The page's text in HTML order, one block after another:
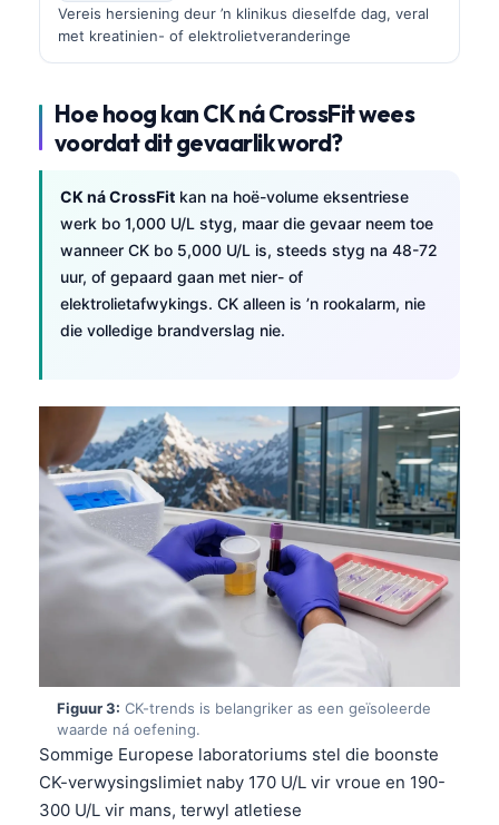
Vereis hersiening deur ’n klinikus dieselfde dag, veral
met kreatinien- of elektrolietveranderinge
Hoe hoog kan CK ná CrossFit wees
voordat dit gevaarlik word?
CK ná CrossFit kan na hoë-volume eksentriese
werk bo 1,000 U/L styg, maar die gevaar neem toe
wanneer CK bo 5,000 U/L is, steeds styg na 48-72
uur, of gepaard gaan met nier- of
elektrolietafwykings. CK alleen is ’n rookalarm, nie
die volledige brandverslag nie.
Figuur 3: CK-trends is belangriker as een geïsoleerde
waarde ná oefening.
Sommige Europese laboratoriums stel die boonste
CK-verwysingslimiet naby 170 U/L vir vroue en 190-
300 U/L vir mans, terwyl atletiese